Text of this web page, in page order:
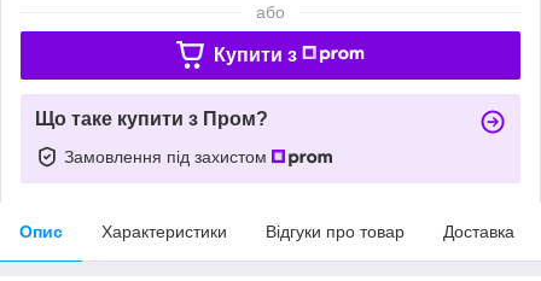
або
Купити з
Що таке купити з Пром?
Замовлення під захистом
Опис Характеристики Відгуки про товар Доставка